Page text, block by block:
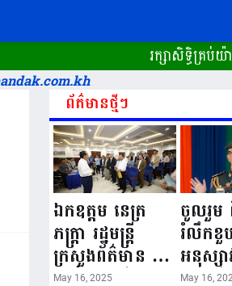
រក្សាសិទ្ធិគ្រប់យ៉ាងដោ
ព័ត៌មានថ្មីៗ
ឯកឧត្តម នេត្រ
ភក្ត្រា រដ្ឋមន្ត្រី
ក្រសួងព័ត៌មាន នៅ
រសៀលថ្ងៃទី១៦ ខែ
May 16, 2025
ចូលរួម
រំលឹកខួ
អនុស្ស
លើកទី៨
May 16,